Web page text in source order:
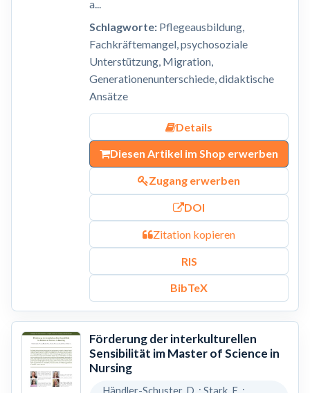
a...
Schlagworte:Pflegeausbildung,
Fachkräftemangel, psychosoziale
Unterstützung, Migration,
Generationenunterschiede, didaktische
Ansätze
Details
Diesen Artikel im Shop erwerben
Zugang erwerben
DOI
Zitation kopieren
RIS
BibTeX
Förderung der interkulturellen
Sensibilität im Master of Science in
Nursing
Händler-Schuster, D. ; Stark, E. ;